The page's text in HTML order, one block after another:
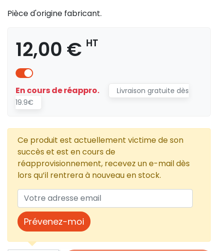
Pièce d'origine fabricant.
12,00 € HT
En cours de réappro.
Livraison gratuite dès
19.9€
Ce produit est actuellement victime de son
succès et est en cours de
réapprovisionnement, recevez un e-mail dès
lors qu’il rentrera à nouveau en stock.
Prévenez-moi